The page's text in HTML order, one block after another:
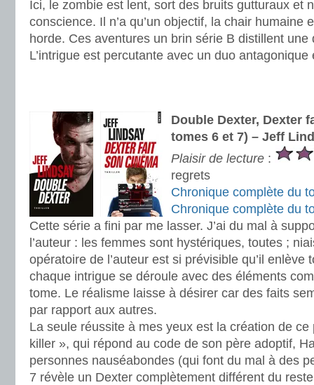
Ici, le zombie est lent, sort des bruits gutturaux et
conscience. Il n’a qu’un objectif, la chair humaine
horde. Ces aventures un brin série B distillent une
L’intrigue est percutante avec un duo
Double Dexter, Dexter
tomes 6 et 7) – Jeff
Plaisir de lecture :
regrets
Chronique complète du
Chronique complète du
Cette série a fini par me lasser. J’ai du mal à
l’auteur : les femmes sont hystériques, toutes ;
opératoire de l’auteur est si prévisible qu’il enlève
chaque intrigue se déroule avec des éléments
tome. Le réalisme laisse à désirer car des faits
par rapport aux autres.
La seule réussite à mes yeux est la création de
killer », qui répond au code de son père adoptif,
personnes nauséabondes (qui font du mal à des
7 révèle un Dexter complètement différent du